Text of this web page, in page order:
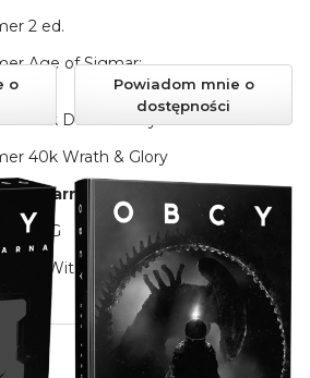
2 ed.
Age of Sigmar:
40k Dark Heresy
40k Wrath & Glory
RPG
(The Witcher)
o
Powiadom mnie o
dostępności